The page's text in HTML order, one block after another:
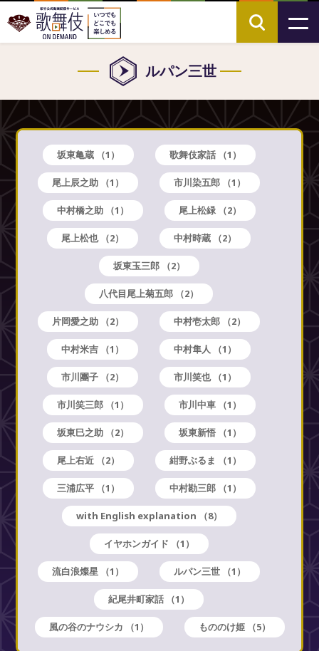
ルパン三世
坂東亀蔵 （1） 歌舞伎家話 （1）
尾上辰之助 （1） 市川染五郎 （1）
中村橋之助 （1） 尾上松緑 （2）
尾上松也 （2） 中村時蔵 （2）
坂東玉三郎 （2）
八代目尾上菊五郎 （2）
片岡愛之助 （2） 中村壱太郎 （2）
中村米吉 （1） 中村隼人 （1）
市川團子 （2） 市川笑也 （1）
市川笑三郎 （1） 市川中車 （1）
坂東巳之助 （2） 坂東新悟 （1）
尾上右近 （2） 紺野ぶるま （1）
三浦広平 （1） 中村勘三郎 （1）
with English explanation （8）
イヤホンガイド （1）
流白浪燦星 （1） ルパン三世 （1）
紀尾井町家話 （1）
風の谷のナウシカ （1） もののけ姫 （5）